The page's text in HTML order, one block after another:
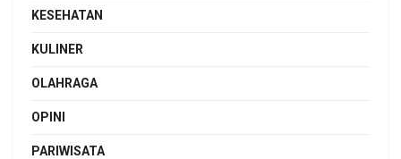
KESEHATAN
KULINER
OLAHRAGA
OPINI
PARIWISATA